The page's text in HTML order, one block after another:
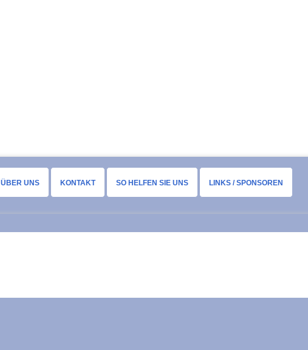
ÜBER UNS KONTAKT SO HELFEN SIE UNS LINKS / SPONSOREN